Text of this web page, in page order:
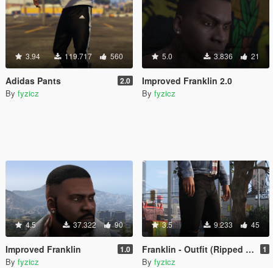
3.94 119.717 560
Adidas Pants 2.0
By fyzicz
5.0 3.836 21
Improved Franklin 2.0
By fyzicz
4.5 37.322 90
Improved Franklin 1.0
By fyzicz
3.5 9.233 45
Franklin - Outfit (Ripped Jeans - Gucci Jacket - Yeezy x CDG) 1
By fyzicz